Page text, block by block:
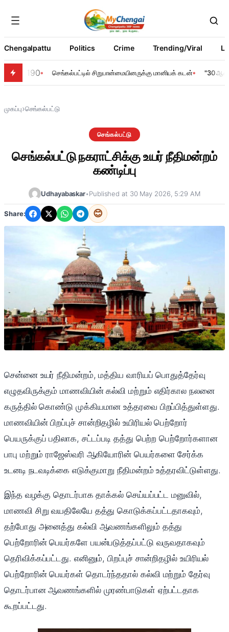
Chengalpattu Politics Crime Trending/Viral
190 செங்கல்பட்டில் சிறுபான்மையினருக்கு மானியக் கடன் "30
முகப்பு›செங்கல்பட்டு
செங்கல்பட்டு
செங்கல்பட்டு நகராட்சிக்கு உயர் நீதிமன்றம்
கண்டிப்பு
Udhayabaskar•Published at 30 May 2026, 5:29 AM
Share: 😊
சென்னை உயர் நீதிமன்றம், மத்திய வாரியப் பொதுத்தேர்வு
எழுதவிருக்கும் மாணவியின் கல்வி மற்றும் எதிர்கால நலனை
கருத்தில் கொண்டு முக்கியமான உத்தரவை பிறப்பித்துள்ளது.
மாணவியின் பிறப்புச் சான்றிதழில் உயிரியல் பெற்றோர்
பெயருக்குப் பதிலாக, சட்டப்படி தத்து பெற்ற பெற்றோர்களான
பாபு மற்றும் ராஜேஸ்வரி ஆகியோரின் பெயர்களை சேர்க்க
உடனடி நடவடிக்கை எடுக்குமாறு நீதிமன்றம் உத்தரவிட்டுள்ளது.
இந்த வழக்கு தொடர்பாக தாக்கல் செய்யப்பட்ட மனுவில்,
மாணவி சிறு வயதிலேயே தத்து கொடுக்கப்பட்டதாகவும்,
தற்போது அனைத்து கல்வி ஆவணங்களிலும் தத்து
பெற்றோரின் பெயர்களே பயன்படுத்தப்பட்டு வருவதாகவும்
தெரிவிக்கப்பட்டது. எனினும், பிறப்புச் சான்றிதழில் உயிரியல்
பெற்றோரின் பெயர்கள் தொடர்ந்ததால் கல்வி மற்றும் தேர்வு
தொடர்பான ஆவணங்களில் முரண்பாடுகள் ஏற்பட்டதாக
கூறப்பட்டது.